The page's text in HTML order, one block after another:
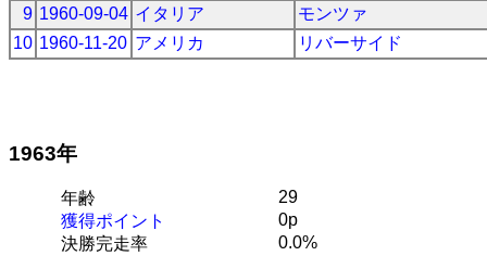
9 1960-09-04 イタリア
モンツァ
10 1960-11-20 アメリカ リバーサイド
1963年
年齢
29
獲得ポイント
0p
決勝完走率
0.0%